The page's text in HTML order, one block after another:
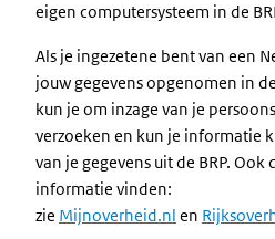
eigen computersysteem in de
Als je ingezetene bent van een
jouw gegevens opgenomen in
kun je om inzage van je
verzoeken en kun je informatie
van je gegevens uit de BRP.
informatie vinden:
zie Mijnoverheid.nl en